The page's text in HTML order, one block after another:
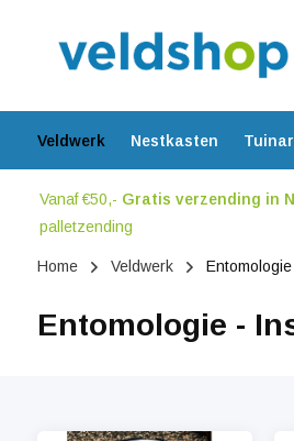
Veldwerk Nestkasten
Vanaf €50,- Gratis verzending in
palletzending
Home Veldwerk
Entomologie -